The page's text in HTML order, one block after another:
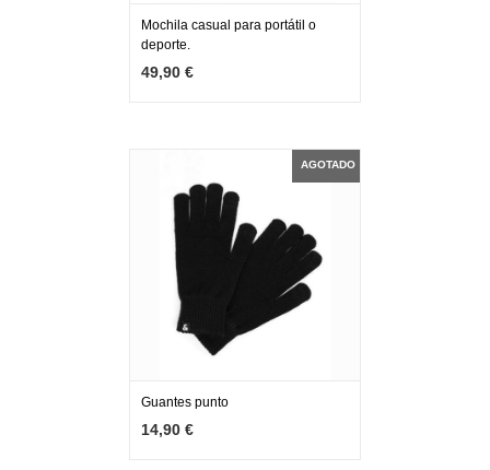
AGOTADO
Mochila casual para portátil o
deporte.
49,90 €
AGOTADO
AGOTADO
Guantes punto
14,90 €